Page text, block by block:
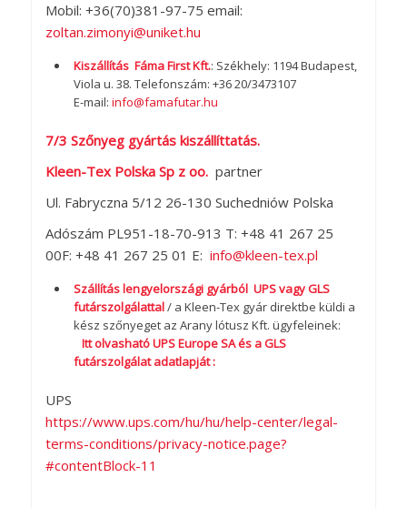
Mobil: +36(70)381-97-75 email:
zoltan.zimonyi@uniket.hu
Kiszállítás Fáma First Kft.: Székhely: 1194 Budapest,
Viola u. 38. Telefonszám: +36 20/3473107
E-mail: info@famafutar.hu
7/3 Szőnyeg gyártás kiszállíttatás.
Kleen-Tex Polska Sp z oo. partner
Ul. Fabryczna 5/12 26-130 Suchedniów Polska
Adószám PL951-18-70-913 T: +48 41 267 25
00F: +48 41 267 25 01 E: info@kleen-tex.pl
Szállítás lengyelországi gyárból UPS vagy GLS
futárszolgálattal/ a Kleen-Tex gyár direktbe küldi a
kész szőnyeget az Arany lótusz Kft. ügyfeleinek:
Itt olvasható UPS Europe SA és a GLS
futárszolgálat adatlapját :
UPS
https://www.ups.com/hu/hu/help-center/legal-
terms-conditions/privacy-notice.page?
#contentBlock-11